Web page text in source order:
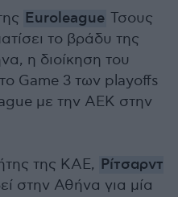
Euroleague Τσους
το βράδυ της
η διοίκηση του
Game 3 των playoffs
με την ΑΕΚ στην
της ΚΑΕ, Ρίτσαρντ
στην Αθήνα για μία